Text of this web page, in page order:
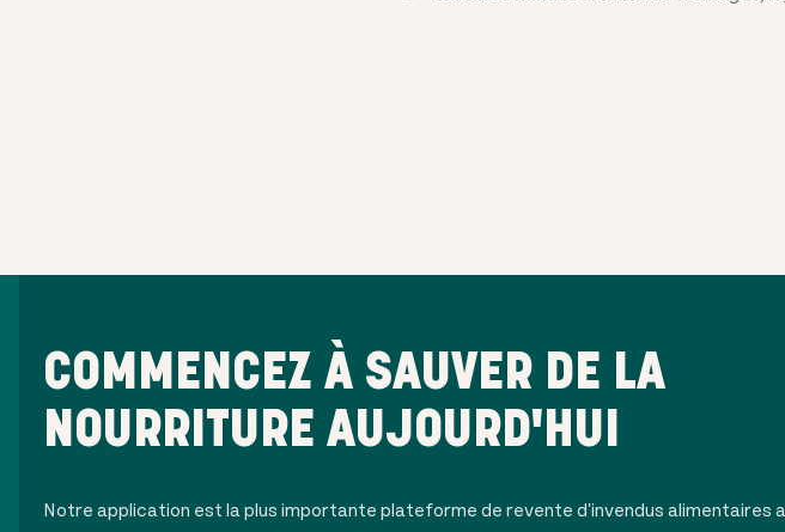
COMMENCEZ À SAUVER DE LA
NOURRITURE AUJOURD'HUI
Notre application est la plus importante plateforme de revente d'invendus alimentaires